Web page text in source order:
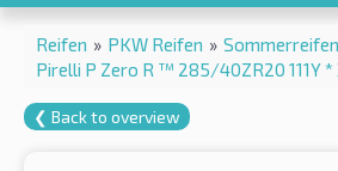
Reifen » PKW Reifen » Sommerreifen
Pirelli P Zero R ™ 285/40ZR20 111Y *
❮ Back to overview